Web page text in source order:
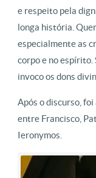
e respeito pela
longa história.
especialmente as
corpo e no espírito.
invoco os dons
Após o discurso, foi
entre Francisco,
Ieronymos.